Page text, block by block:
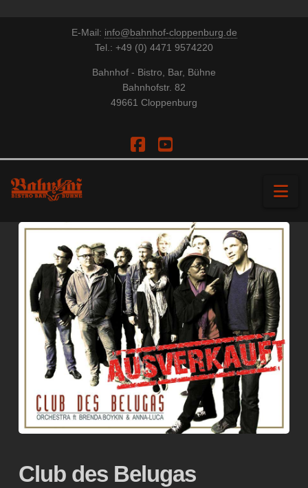
E-Mail: info@bahnhof-cloppenburg.de
Tel.: +49 (0) 4471 9574220
Bahnhof - Bistro, Bar, Bühne
Bahnhofstr. 82
49661 Cloppenburg
Facebook
YouTube
Club des Belugas